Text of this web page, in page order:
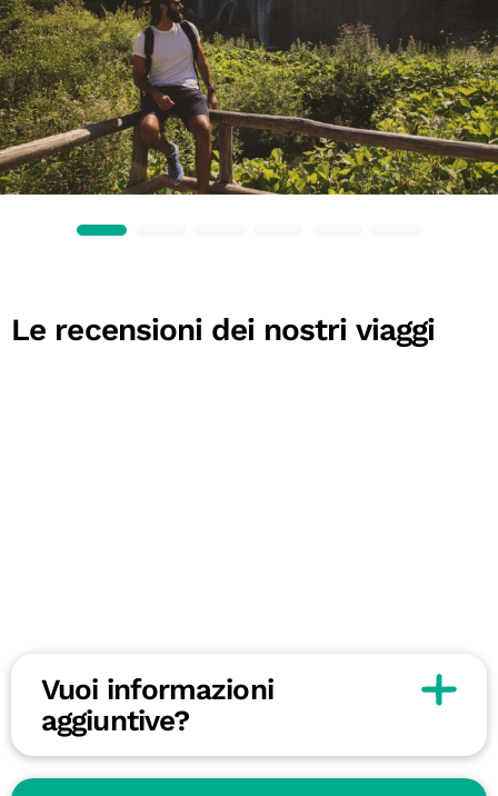
Le recensioni dei nostri viaggi
Vuoi informazioni
aggiuntive?